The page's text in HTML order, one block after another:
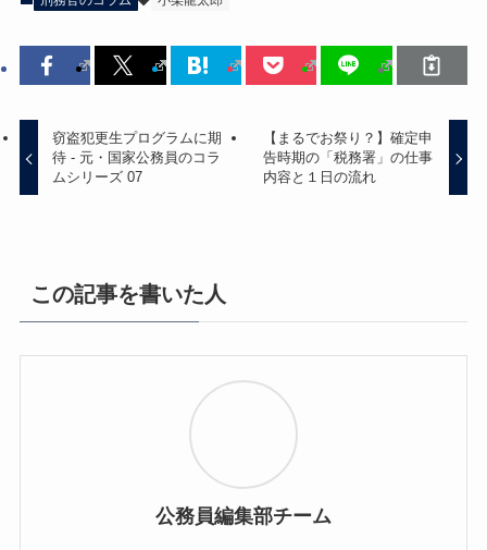
窃盗犯更生プログラムに期
待 - 元・国家公務員のコラ
ムシリーズ 07
【まるでお祭り？】確定申
告時期の「税務署」の仕事
内容と１日の流れ
この記事を書いた人
公務員編集部チーム